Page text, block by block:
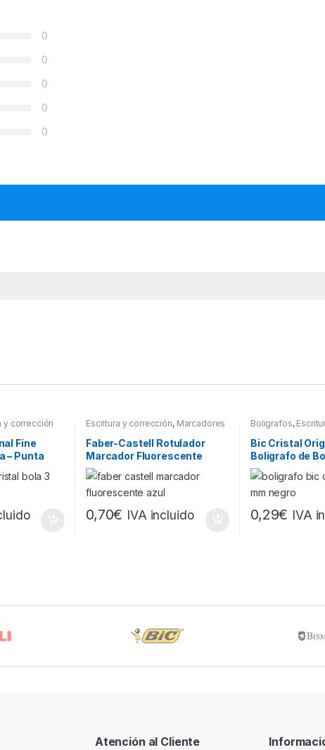
0
0
0
0
0
y corrección
Fine
– Punta
– Trazo
con Base
–
Escritura y corrección, Marcadores
y Subrayadores
Faber-Castell Rotulador
Marcador Fluorescente
Textliner 48 – Punta
Biselada – Trazo entre
1.2mm y 5mm – Tinta con
0,70€ IVA incluido
Boligrafos,
Bic Cristal
Boligrafo de
Redonda de
de 0.30mm –
de Aceite –
0,29€ IVA
Atención al Cliente